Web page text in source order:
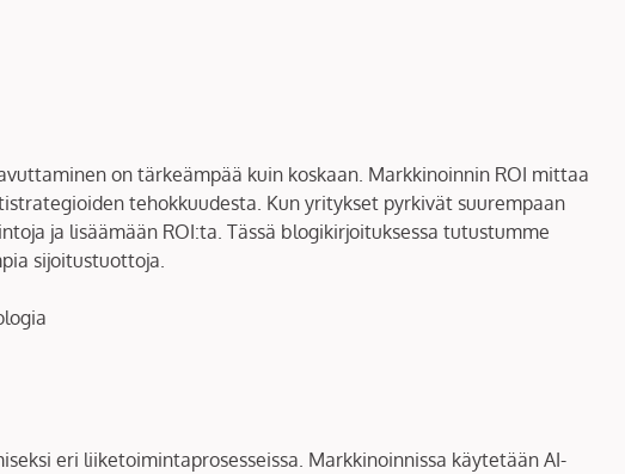
on tärkeämpää kuin koskaan. Markkinoinnin ROI mittaa
tehokkuudesta. Kun yritykset pyrkivät suurempaan
ja lisäämään ROI:ta. Tässä blogikirjoituksessa tutustumme
sijoitustuottoja.
eri liiketoimintaprosesseissa. Markkinoinnissa käytetään AI-